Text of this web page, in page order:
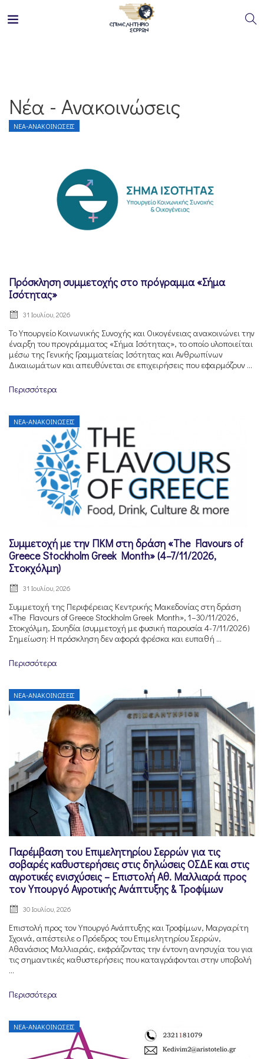
Νέα - Ανακοινώσεις
ΝΈΑ-ΑΝΑΚΟΙΝΏΣΕΙΣ
Πρόσκληση συμμετοχής στο πρόγραμμα «Σήμα
Ισότητας»
31 Ιουλίου, 2026
Tο Υπουργείο Κοινωνικής Συνοχής και Οικογένειας ανακοινώνει την
έναρξη του προγράμματος «Σήμα Ισότητας», το οποίο υλοποιείται
μέσω της Γενικής Γραμματείας Ισότητας και Ανθρωπίνων
Δικαιωμάτων και απευθύνεται σε επιχειρήσεις που εφαρμόζουν ...
Περισσότερα
ΝΈΑ-ΑΝΑΚΟΙΝΏΣΕΙΣ
Συμμετοχή με την ΠΚΜ στη δράση «The Flavours of
Greece Stockholm Greek Month» (4–7/11/2026,
Στοκχόλμη)
31 Ιουλίου, 2026
Συμμετοχή της Περιφέρειας Κεντρικής Μακεδονίας στη δράση
«The Flavours of Greece Stockholm Greek Month», 1–30/11/2026,
Στοκχόλμη, Σουηδία (συμμετοχή με φυσική παρουσία 4-7/11/2026)
Σημείωση: Η πρόσκληση δεν αφορά φρέσκα και ευπαθή ...
Περισσότερα
ΝΈΑ-ΑΝΑΚΟΙΝΏΣΕΙΣ
Παρέμβαση του Επιμελητηρίου Σερρών για τις
σοβαρές καθυστερήσεις στις δηλώσεις ΟΣΔΕ και στις
αγροτικές ενισχύσεις – Επιστολή Αθ. Μαλλιαρά προς
τον Υπουργό Αγροτικής Ανάπτυξης & Τροφίμων
30 Ιουλίου, 2026
Επιστολή προς τον Υπουργό Ανάπτυξης και Τροφίμων, Μαργαρίτη
Σχοινά, απέστειλε ο Πρόεδρος του Επιμελητηρίου Σερρών,
Αθανάσιος Μαλλιαράς, εκφράζοντας την έντονη ανησυχία του για
τις σημαντικές καθυστερήσεις που καταγράφονται στην υποβολή
...
Περισσότερα
ΝΈΑ-ΑΝΑΚΟΙΝΏΣΕΙΣ